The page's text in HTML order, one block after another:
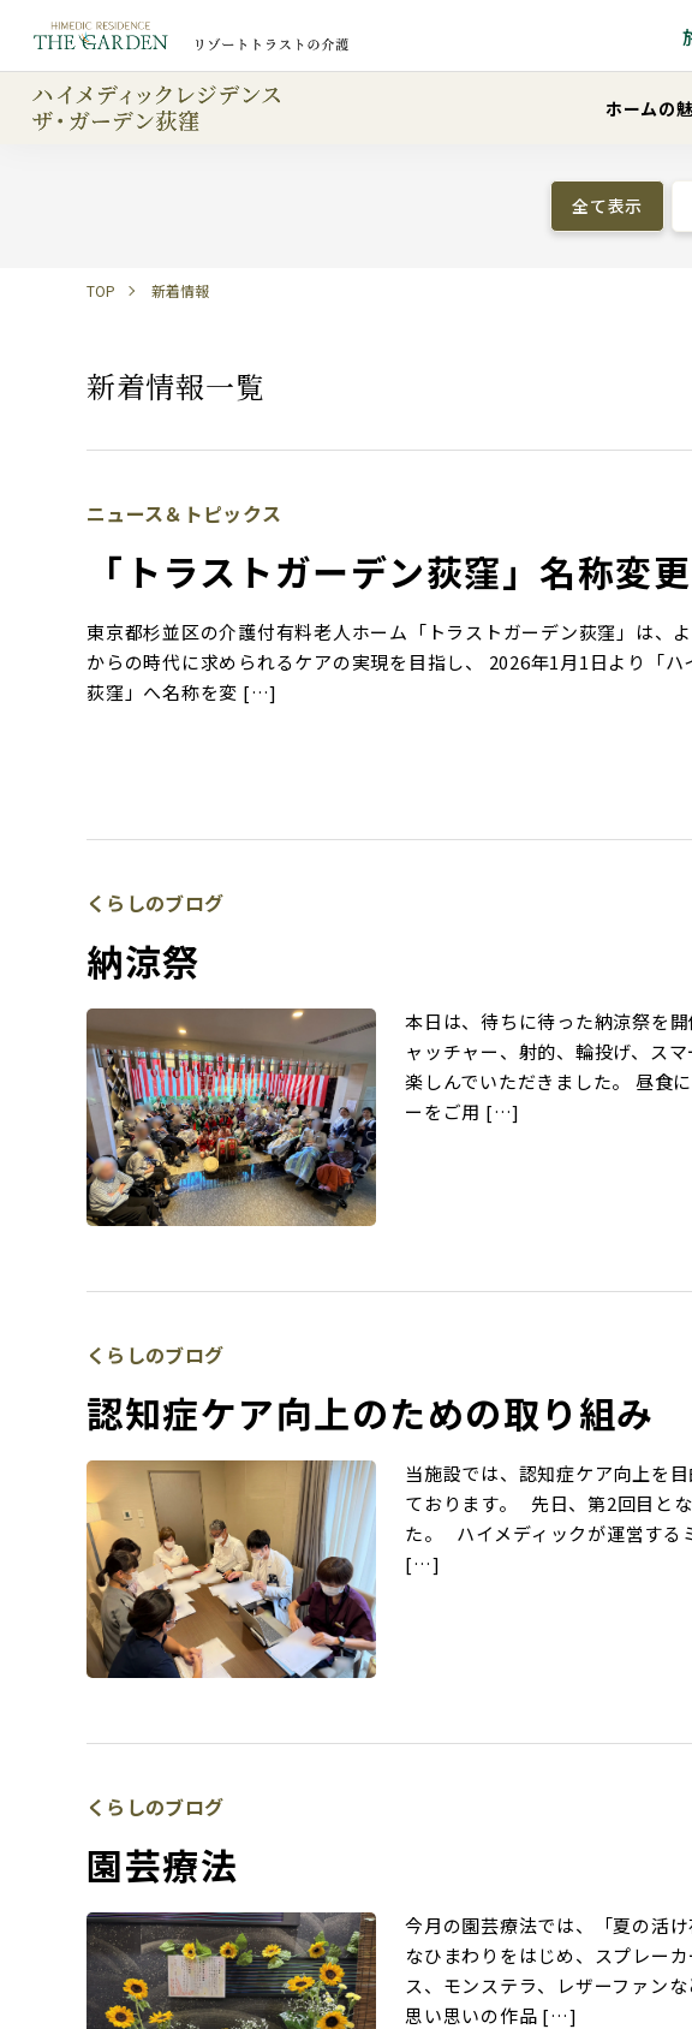
ホームの
全て表示
TOP 新着情報
新着情報一覧
ニュース＆トピックス
「トラストガーデン荻窪」名称変
東京都杉並区の介護付有料老人ホーム「トラストガーデン荻窪」は、
からの時代に求められるケアの実現を目指し、 2026年1月1日より「
荻窪」へ名称を変 […]
くらしのブログ
納涼祭
本日は、待ちに待った納涼祭を
ャッチャー、射的、輪投げ、ス
楽しんでいただきました。 昼食
ーをご用 […]
くらしのブログ
認知症ケア向上のための取り組み
当施設では、認知症ケア向上を
ております。 先日、第2回目と
た。 ハイメディックが運営する
[…]
くらしのブログ
園芸療法
今月の園芸療法では、「夏の活
なひまわりをはじめ、スプレー
ス、モンステラ、レザーファン
思い思いの作品 […]